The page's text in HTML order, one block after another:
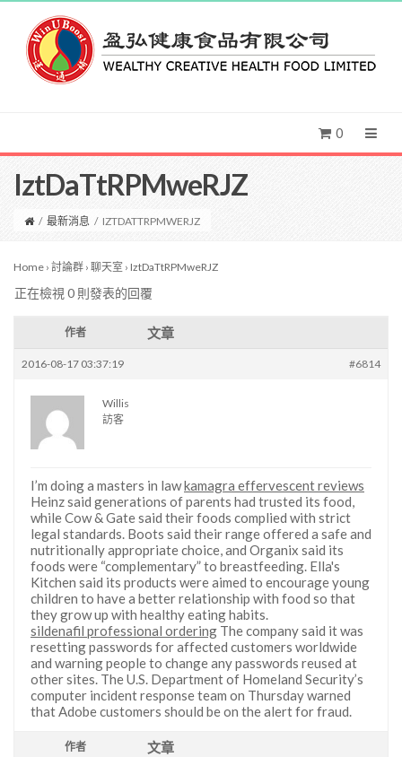
0
IztDaTtRPMweRJZ
/ 最新消息 / IZTDATTRPMWERJZ
Home › 討論群 › 聊天室 › IztDaTtRPMweRJZ
正在檢視 0 則發表的回覆
作者 文章
2016-08-17 03:37:19 #6814
Willis
訪客
I’m doing a masters in lawkamagra effervescent reviews
Heinz said generations of parents had trusted its food,
while Cow & Gate said their foods complied with strict
legal standards. Boots said their range offered a safe and
nutritionally appropriate choice, and Organix said its
foods were “complementary” to breastfeeding. Ella's
Kitchen said its products were aimed to encourage young
children to have a better relationship with food so that
they grow up with healthy eating habits.
sildenafil professional ordering The company said it was
resetting passwords for affected customers worldwide
and warning people to change any passwords reused at
other sites. The U.S. Department of Homeland Security’s
computer incident response team on Thursday warned
that Adobe customers should be on the alert for fraud.
作者 文章